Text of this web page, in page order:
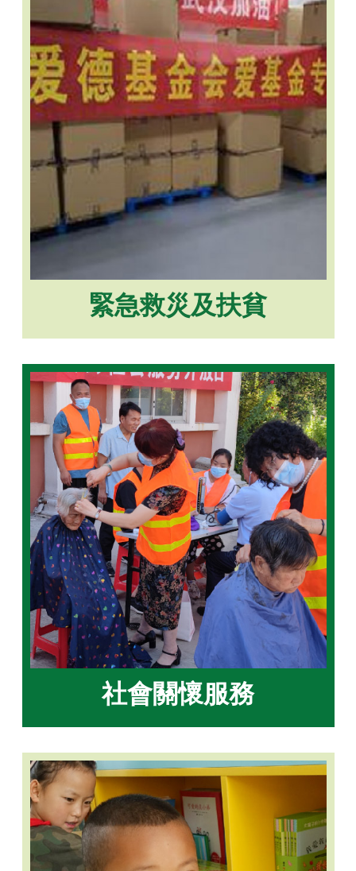
緊急救災及扶貧
社會關懷服務